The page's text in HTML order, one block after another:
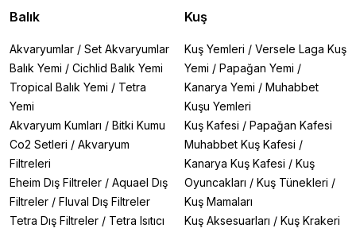
Balık
Akvaryumlar / Set Akvaryumlar
Balık Yemi / Cichlid Balık Yemi
Tropical Balık Yemi / Tetra
Yemi
Akvaryum Kumları / Bitki Kumu
Co2 Setleri / Akvaryum
Filtreleri
Eheim Dış Filtreler / Aquael Dış
Filtreler / Fluval Dış Filtreler
Tetra Dış Filtreler / Tetra Isıtıcı
Kuş
Kuş Yemleri / Versele Laga Kuş
Yemi / Papağan Yemi /
Kanarya Yemi / Muhabbet
Kuşu Yemleri
Kuş Kafesi / Papağan Kafesi
Muhabbet Kuş Kafesi /
Kanarya Kuş Kafesi / Kuş
Oyuncakları / Kuş Tünekleri /
Kuş Mamaları
Kuş Aksesuarları / Kuş Krakeri